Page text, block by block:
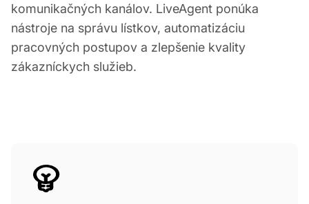
komunikačných kanálov. LiveAgent ponúka
nástroje na správu lístkov, automatizáciu
pracovných postupov a zlepšenie kvality
zákazníckych služieb.